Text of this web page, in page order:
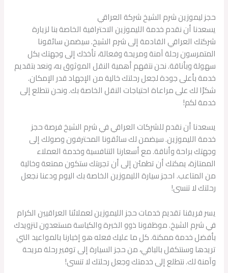
حجز ليموزين شرم الشيخ شركة العراقي
يسعدنا أن نقدم خدمة الليموزين الاحترافية الخاصة بنا لزيارة
شركتك العراقي القادمة إلى شرم الشيخ. سيضمن سائقونا
المتمرسون رحلة آمنة ومريحة وفعالة، تأخذك إلى وجهتك بكل
سهولة وبأناقة. نحن نتفهم أهمية النقل الموثوق به، ونعد بتقديم
خدمة بأعلى جودة لجعل رحلتك خالية من الإجهاد قدر الإمكان.
شكرًا لك على مراعاة احتياجات النقل الخاصة بك. ونحن نتطلع إلى
خدمة لكم!
يسعدنا أن نقدم للشركات العراقي في شرم الشيخ فرصة حجز
خدمة الليموزين. سيضمن لك سائقونا المحترفون وصولك إلى
وجهتك براحة وأناقة. مع أسعارنا التنافسية وخدمة العملاء
الممتازة، يمكنك أن تطمئن إلى أن تجربتك ستكون ممتعة وخالية
من المتاعب. احجز سيارة الليموزين الخاصة بك اليوم ودعنا نجعل
رحلتك لا تنسى!
يسر فريقنا تقديم خدمات حجز الليموزين لعملائنا العراقيين الكرام
في شرم الشيخ. موظفونا ذوو الخبرة والكياسة مستعدون لتزويدك
بأفضل خدمة ممكنة. كل ما عليك فعله هو إخبارنا بالمواعيد التي
تريدها وسنتكفل بالباقي، من حجز السيارة إلى توفير رحلة مريحة
وآمنة لك. نتطلع إلى خدمتك وجعل رحلتك لا تنسى!